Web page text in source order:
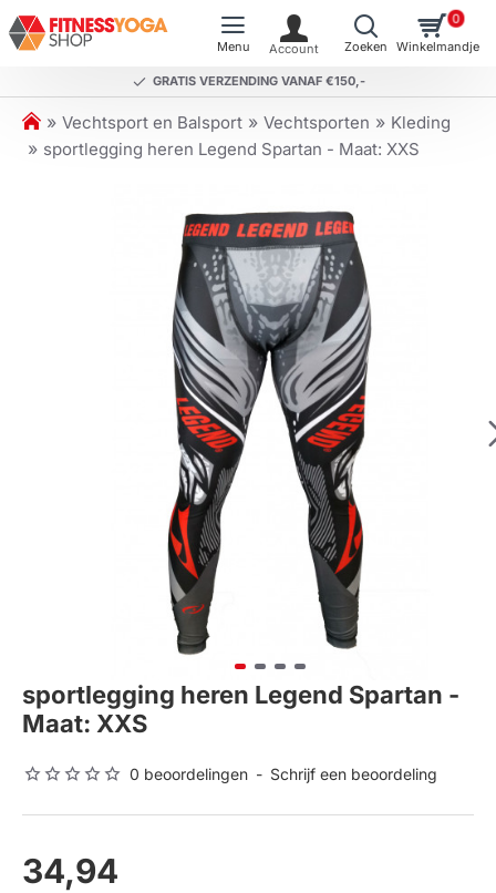
GRATIS VERZENDING VANAF €150,-
0
h
o
Vechtsport en Balsport Vechtsporten
Kleding
sportlegging heren Legend Spartan - Maat: XXS
sportlegging heren Legend Spartan -
Maat: XXS
0 beoordelingen - Schrijf een beoordeling
34,94